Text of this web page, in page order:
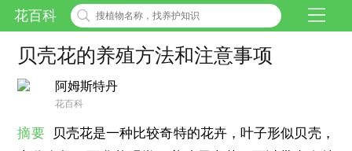
花百科
贝壳花的养殖方法和注意事项
阿姆斯特丹
花百科
摘要
贝壳花是一种比较奇特的花卉，叶子形似贝壳，